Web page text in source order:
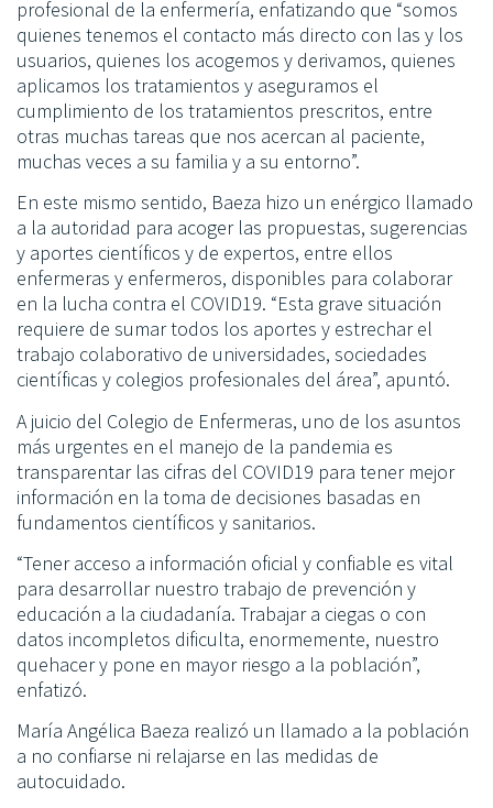
profesional de la enfermería, enfatizando que “somos
quienes tenemos el contacto más directo con las y los
usuarios, quienes los acogemos y derivamos, quienes
aplicamos los tratamientos y aseguramos el
cumplimiento de los tratamientos prescritos, entre
otras muchas tareas que nos acercan al paciente,
muchas veces a su familia y a su entorno”.
En este mismo sentido, Baeza hizo un enérgico llamado
a la autoridad para acoger las propuestas, sugerencias
y aportes científicos y de expertos, entre ellos
enfermeras y enfermeros, disponibles para colaborar
en la lucha contra el COVID19. “Esta grave situación
requiere de sumar todos los aportes y estrechar el
trabajo colaborativo de universidades, sociedades
científicas y colegios profesionales del área”, apuntó.
A juicio del Colegio de Enfermeras, uno de los asuntos
más urgentes en el manejo de la pandemia es
transparentar las cifras del COVID19 para tener mejor
información en la toma de decisiones basadas en
fundamentos científicos y sanitarios.
“Tener acceso a información oficial y confiable es vital
para desarrollar nuestro trabajo de prevención y
educación a la ciudadanía. Trabajar a ciegas o con
datos incompletos dificulta, enormemente, nuestro
quehacer y pone en mayor riesgo a la población”,
enfatizó.
María Angélica Baeza realizó un llamado a la población
a no confiarse ni relajarse en las medidas de
autocuidado.